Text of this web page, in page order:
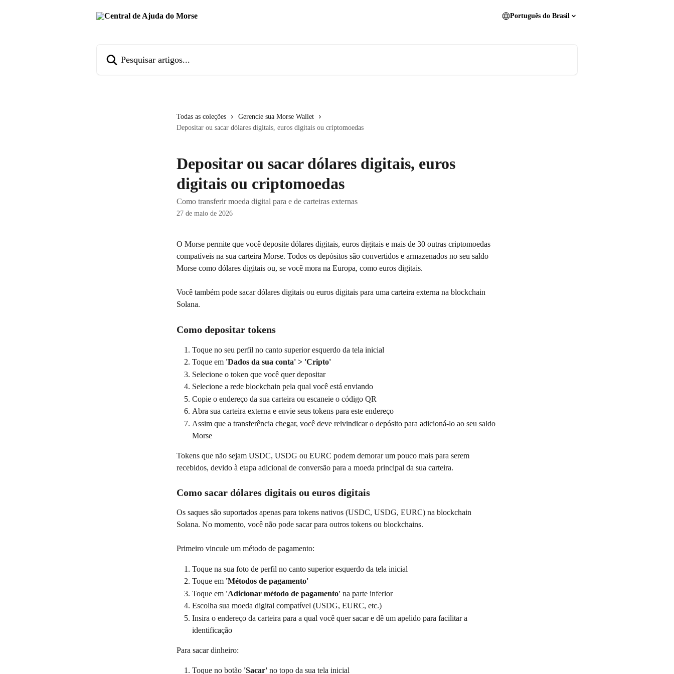
Português do Brasil
Todas as coleções
Gerencie sua Morse Wallet
Depositar ou sacar dólares digitais, euros digitais ou criptomoedas
Depositar ou sacar dólares digitais, euros
digitais ou criptomoedas
Como transferir moeda digital para e de carteiras externas
27 de maio de 2026
O Morse permite que você deposite dólares digitais, euros digitais e mais de 30 outras criptomoedas
compatíveis na sua carteira Morse. Todos os depósitos são convertidos e armazenados no seu saldo
Morse como dólares digitais ou, se você mora na Europa, como euros digitais.
Você também pode sacar dólares digitais ou euros digitais para uma carteira externa na blockchain
Solana.
Como depositar tokens
Toque no seu perfil no canto superior esquerdo da tela inicial
Toque em 'Dados da sua conta' > 'Cripto'
Selecione o token que você quer depositar
Selecione a rede blockchain pela qual você está enviando
Copie o endereço da sua carteira ou escaneie o código QR
Abra sua carteira externa e envie seus tokens para este endereço
Assim que a transferência chegar, você deve reivindicar o depósito para adicioná-lo ao seu saldo
Morse
Tokens que não sejam USDC, USDG ou EURC podem demorar um pouco mais para serem
recebidos, devido à etapa adicional de conversão para a moeda principal da sua carteira.
Como sacar dólares digitais ou euros digitais
Os saques são suportados apenas para tokens nativos (USDC, USDG, EURC) na blockchain
Solana. No momento, você não pode sacar para outros tokens ou blockchains.
Primeiro vincule um método de pagamento:
Toque na sua foto de perfil no canto superior esquerdo da tela inicial
Toque em 'Métodos de pagamento'
Toque em 'Adicionar método de pagamento' na parte inferior
Escolha sua moeda digital compatível (USDG, EURC, etc.)
Insira o endereço da carteira para a qual você quer sacar e dê um apelido para facilitar a
identificação
Para sacar dinheiro:
Toque no botão 'Sacar' no topo da sua tela inicial